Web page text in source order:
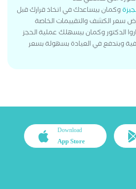
وكمان بيساعدك في اتخاذ قرارك قبل
سعر الكشف والتقييمات الخاصة
الدكتور وكمان بيسهلك عملية الحجز
وبتدفع في العيادة بسهولة بسعر
Download
App Store